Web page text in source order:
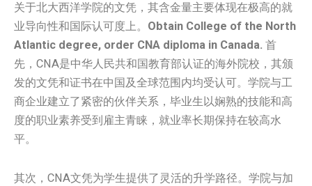
关于北大西洋学院的文凭，其含金量主要体现在极高的就
业导向性和国际认可度上。 Obtain College of the North
Atlantic degree, order CNA diploma in Canada. 首
先，CNA是中华人民共和国教育部认证的海外院校，其颁
发的文凭和证书在中国及全球范围内均受认可。学院与工
商企业建立了紧密的伙伴关系，毕业生以娴熟的技能和高
度的职业素养受到雇主青睐，就业率长期保持在较高水
平。
其次，CNA文凭为学生提供了灵活的升学路径。学院与加